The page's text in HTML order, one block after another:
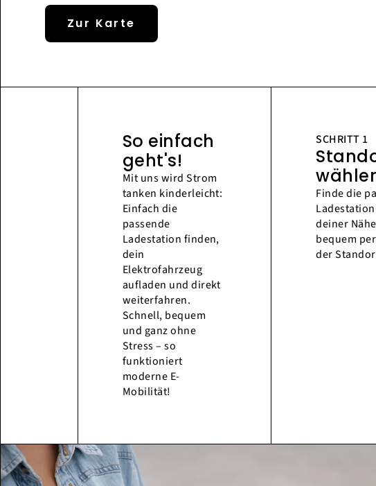
Zur Karte
So einfach
geht's!
Mit uns wird Strom
tanken kinderleicht:
Einfach die
passende
Ladestation finden,
dein
Elektrofahrzeug
aufladen und direkt
weiterfahren.
Schnell, bequem
und ganz ohne
Stress – so
funktioniert
moderne E-
Mobilität!
SCHRITT 1
Finde die
deiner
bequem
der